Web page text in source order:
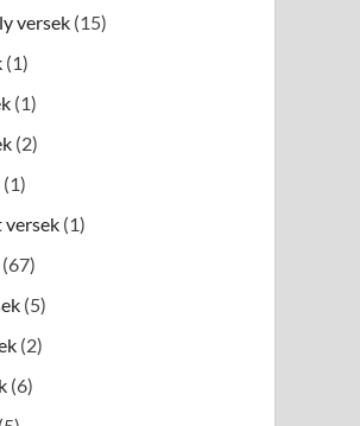
versek (15)
(1)
(1)
(2)
(1)
versek (1)
(67)
(5)
(2)
(6)